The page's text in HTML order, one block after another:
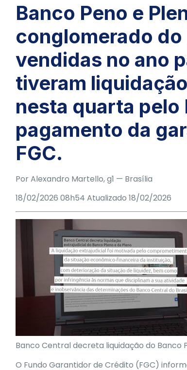
Banco Peno e
conglomerado
vendidas no ano
tiveram
nesta quarta
pagamento da
FGC.
PorAlexandro Martello, g1 — Brasília
18/02/2026 08h54 Atualizado 18/02/2026
Banco Central decreta liquidação do
O Fundo Garantidor de Crédito (FGC)